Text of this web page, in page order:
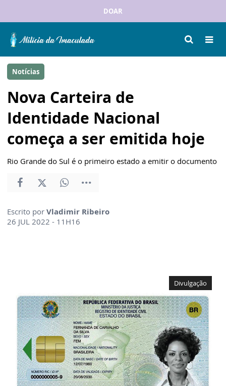
DOAR
Notícias
Nova Carteira de
Identidade Nacional
começa a ser emitida hoje
Rio Grande do Sul é o primeiro estado a emitir o documento
Escrito por Vladimir Ribeiro
26 JUL 2022 - 11H16
Divulgação